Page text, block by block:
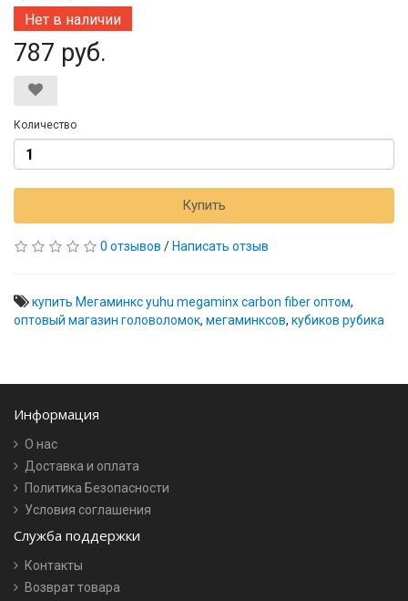
Нет в наличии
787 руб.
Количество
Купить
0 отзывов / Написать отзыв
купить Мегаминкс yuhu megaminx carbon fiber оптом,
оптовый магазин головоломок, мегаминксов, кубиков рубика
Информация
О нас
Доставка и оплата
Политика Безопасности
Условия соглашения
Служба поддержки
Контакты
Возврат товара